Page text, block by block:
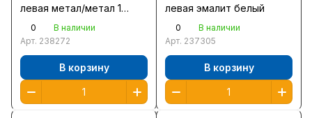
левая метал/метал 1
замок
0
В наличии
Арт. 238272
В корзину
левая эмалит белый
0
В наличии
Арт. 237305
В корзину